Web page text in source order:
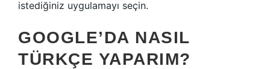
istediğiniz uygulamayı seçin.
GOOGLE’DA NASIL
TÜRKÇE YAPARIM?